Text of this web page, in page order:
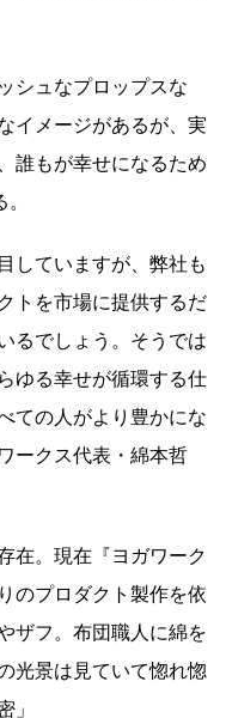
シュなプロップスな
イメージがあるが、実
誰もが幸せになるため
していますが、弊社も
トを市場に提供するだ
るでしょう。そうでは
ゆる幸せが循環する仕
ての人がより豊かにな
ークス代表・綿本哲
在。現在『ヨガワーク
のプロダクト製作を依
ザフ。布団職人に綿を
光景は見ていて惚れ惚
」